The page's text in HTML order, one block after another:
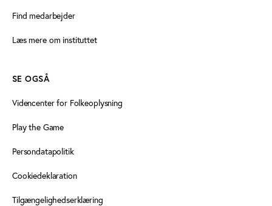
Find medarbejder
Læs mere om instituttet
SE OGSÅ
Videncenter for Folkeoplysning
Play the Game
Persondatapolitik
Cookiedeklaration
Tilgængelighedserklæring